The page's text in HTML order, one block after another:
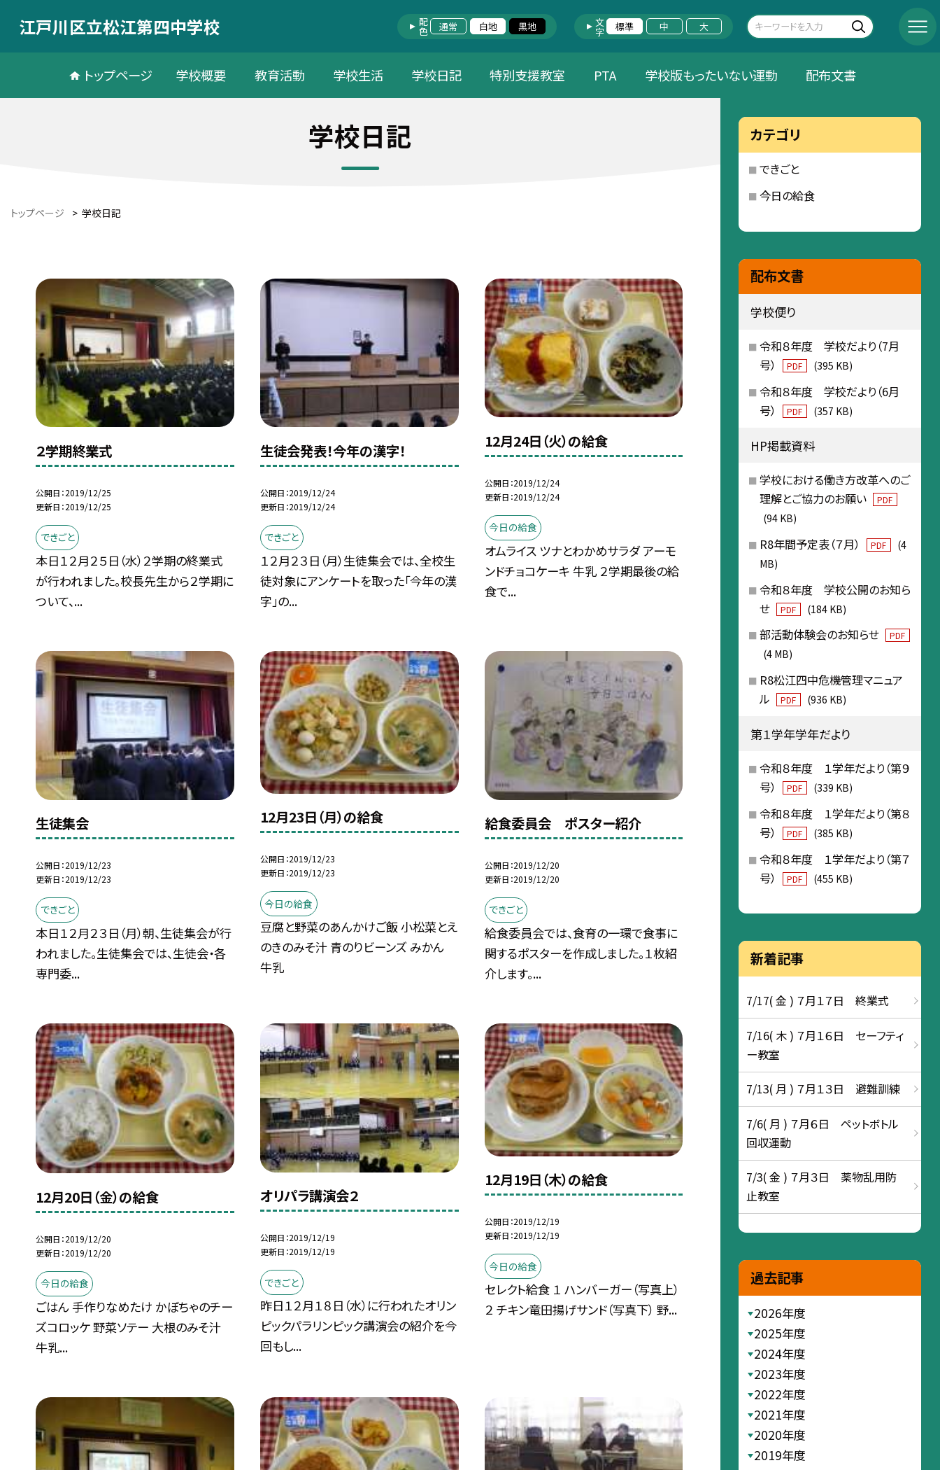
江戸川区立松江第四中学校 配色 通常 白地 黒地 文字 標準 中 大
トップページ 学校概要 教育活動 学校生活 学校日記 特別支援教室 PTA 学校版もったいない運動 配布文書
学校日記
トップページ > 学校日記
２学期終業式
公開日 2019/12/25
更新日 2019/12/25
できごと
本日１２月２５日（水）２学期の終業式
が行われました。校長先生から２学期に
ついて、...
生徒会発表！今年の漢字！
公開日 2019/12/24
更新日 2019/12/24
できごと
１２月２３日（月）生徒集会では、全校生
徒対象にアンケートを取った「今年の漢
字」の...
12月24日（火）の給食
公開日 2019/12/24
更新日 2019/12/24
今日の給食
オムライス ツナとわかめサラダ アーモ
ンドチョコケーキ 牛乳 ２学期最後の給
食で...
生徒集会
公開日 2019/12/23
更新日 2019/12/23
できごと
本日１２月２３日（月）朝、生徒集会が行
われました。生徒集会では、生徒会・各
専門委...
12月23日（月）の給食
公開日 2019/12/23
更新日 2019/12/23
今日の給食
豆腐と野菜のあんかけご飯 小松菜とえ
のきのみそ汁 青のりビーンズ みかん
牛乳
給食委員会 ポスター紹介
公開日 2019/12/20
更新日 2019/12/20
できごと
給食委員会では、食育の一環で食事に
関するポスターを作成しました。１枚紹
介します。...
12月20日（金）の給食
公開日 2019/12/20
更新日 2019/12/20
今日の給食
ごはん 手作りなめたけ かぼちゃのチー
ズコロッケ 野菜ソテー 大根のみそ汁
牛乳...
オリパラ講演会２
公開日 2019/12/19
更新日 2019/12/19
できごと
昨日１２月１８日（水）に行われたオリン
ピックパラリンピック講演会の紹介を今
回もし...
12月19日（木）の給食
公開日 2019/12/19
更新日 2019/12/19
今日の給食
セレクト給食 １ ハンバーガー（写真上）
２ チキン竜田揚げサンド（写真下） 野...
カテゴリ
できごと
今日の給食
配布文書
学校便り
令和８年度 学校だより（7月
号）
PDF (395 KB)
令和８年度 学校だより（6月
号）
PDF (357 KB)
HP掲載資料
学校における働き方改革へのご
理解とご協力のお願い
PDF
(94 KB)
R8年間予定表（７月） PDF
(4
MB)
令和８年度 学校公開のお知ら
せ
PDF (184 KB)
部活動体験会のお知らせ PDF
(4 MB)
R8松江四中危機管理マニュア
ル
PDF (936 KB)
第１学年学年だより
令和８年度 １学年だより（第９
号）
PDF (339 KB)
令和８年度 １学年だより（第８
号）
PDF (385 KB)
令和８年度 １学年だより（第７
号）
PDF (455 KB)
新着記事
7/17( 金 ) ７月１７日 終業式
7/16( 木 ) ７月１６日 セーフティ
ー教室
7/13( 月 ) ７月１３日 避難訓練
7/6( 月 ) ７月６日 ペットボトル
回収運動
7/3( 金 ) ７月３日 薬物乱用防
止教室
過去記事
2026年度
2025年度
2024年度
2023年度
2022年度
2021年度
2020年度
2019年度